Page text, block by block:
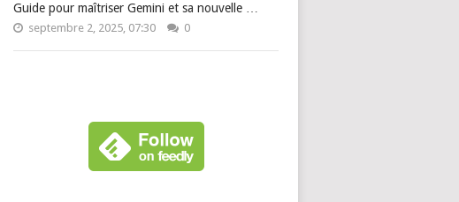
Guide pour maîtriser Gemini et sa nouvelle …
septembre 2, 2025, 07:30 0